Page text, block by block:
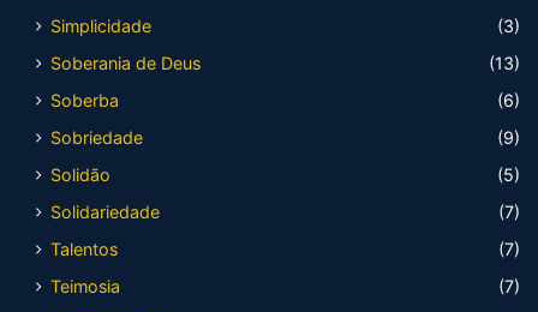
Simplicidade
(3)
Soberania de Deus
(13)
Soberba
(6)
Sobriedade
(9)
Solidão
(5)
Solidariedade
(7)
Talentos
(7)
Teimosia
(7)